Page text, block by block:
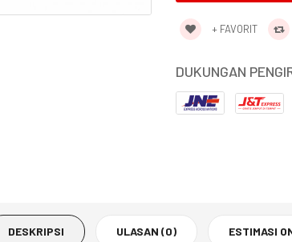
+ FAVORIT
DUKUNGAN
DESKRIPSI ULASAN (0) ESTIMASI